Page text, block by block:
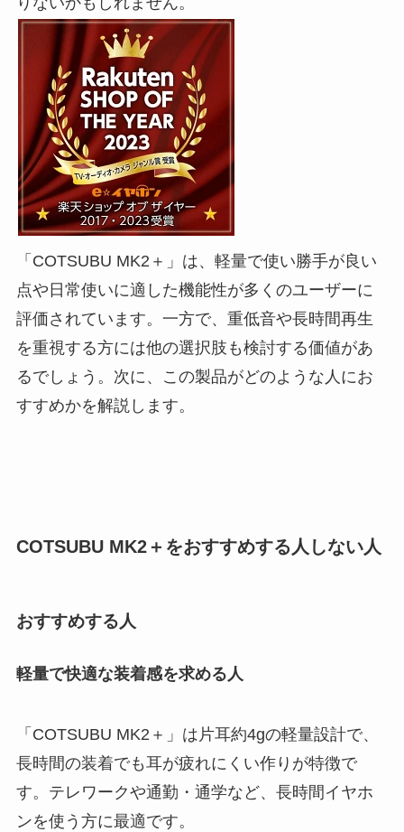
「COTSUBU MK2＋」は、軽量で使い勝手が良い
点や日常使いに適した機能性が多くのユーザーに
評価されています。一方で、重低音や長時間再生
を重視する方には他の選択肢も検討する価値があ
るでしょう。次に、この製品がどのような人にお
すすめかを解説します。
COTSUBU MK2＋をおすすめする人しない人
おすすめする人
軽量で快適な装着感を求める人
「COTSUBU MK2＋」は片耳約4gの軽量設計で、
長時間の装着でも耳が疲れにくい作りが特徴で
す。テレワークや通勤・通学など、長時間イヤホ
ンを使う方に最適です。